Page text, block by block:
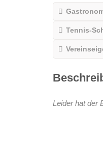
Tennis-
Leider hat der